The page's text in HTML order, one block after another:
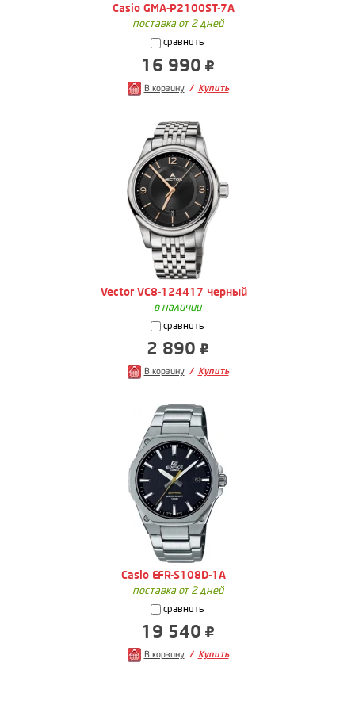
Casio GMA-P2100ST-7A
поставка от 2 дней
сравнить
16 990
В корзину Купить
Vector VC8-124417 черный
в наличии
сравнить
2 890
В корзину Купить
Casio EFR-S108D-1A
поставка от 2 дней
сравнить
19 540
В корзину Купить